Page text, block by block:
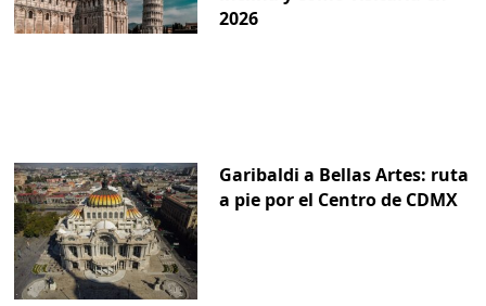
2026
Garibaldi a Bellas Artes: ruta
a pie por el Centro de CDMX